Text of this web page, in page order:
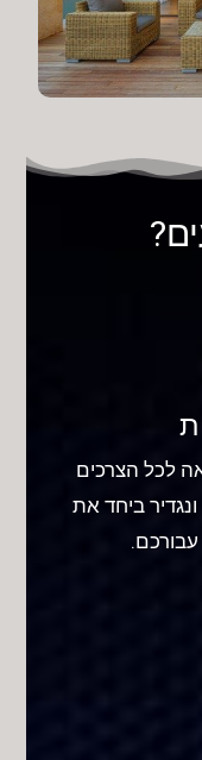
לכל הצרכים
ביחד את